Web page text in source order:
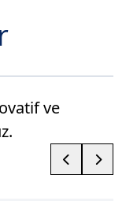
PLASTİK SANAYİ
SU
ve